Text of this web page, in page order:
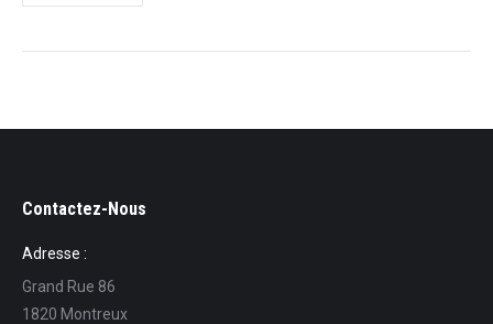
Contactez-Nous
Adresse :
Grand Rue 86
1820 Montreux